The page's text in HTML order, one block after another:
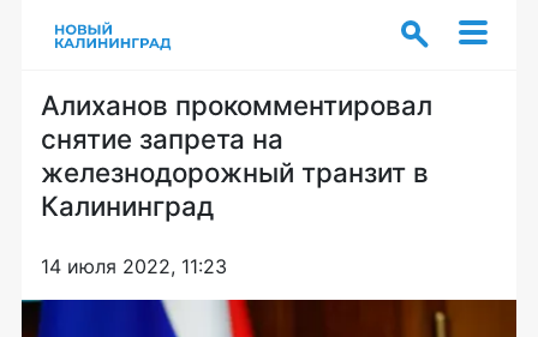
Алиханов прокомментировал
снятие запрета на
железнодорожный транзит в
Калининград
14 июля 2022, 11:23